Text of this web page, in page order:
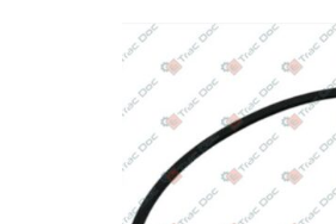
CARROZZERIA(7)
DISCHI FRIZIONE
FILTRI (74)
FRENI